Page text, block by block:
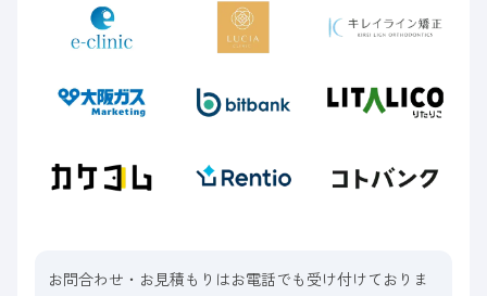
お問合わせ・お見積もりはお電話でも受け付けておりま